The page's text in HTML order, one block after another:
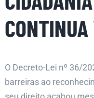
O Decreto-Lei nº 36/
barreiras ao